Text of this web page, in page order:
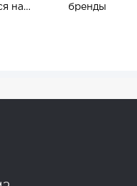
на
бренды